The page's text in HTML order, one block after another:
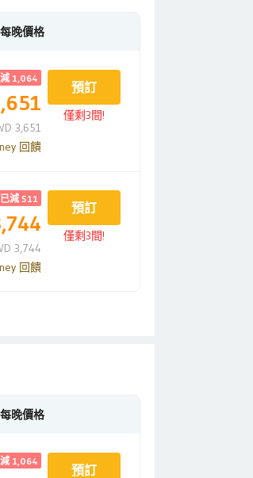
晚價格
1,064
3,651
回饋
預訂
僅剩3間!
已減 511
3,744
回饋
預訂
僅剩3間!
晚價格
1,064
預訂